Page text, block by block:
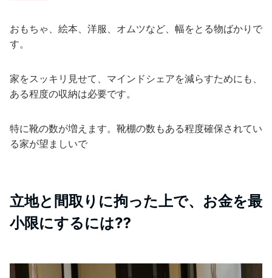
おもちゃ、絵本、洋服、オムツなど、幅をとる物ばかりで
す。
家をスッキリ見せて、マインドシェアを減らすためにも、
ある程度の収納は必要です。
特に靴の数が増えます。靴棚の数もある程度確保されてい
る家が望ましいで
立地と間取りに拘った上で、お金を最
小限にするには⁇